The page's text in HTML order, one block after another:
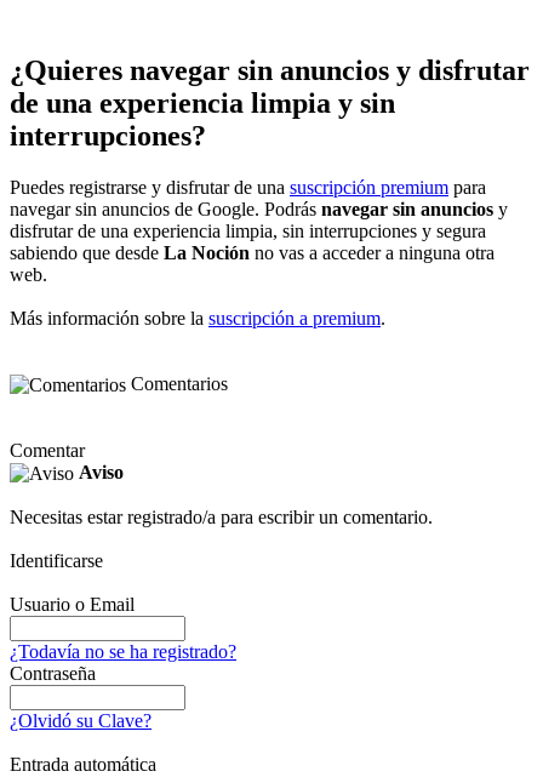
¿Quieres navegar sin anuncios y disfrutar
de una experiencia limpia y sin
interrupciones?
Puedes registrarse y disfrutar de una suscripción premium para
navegar sin anuncios de Google. Podrás navegar sin anuncios y
disfrutar de una experiencia limpia, sin interrupciones y segura
sabiendo que desde La Noción no vas a acceder a ninguna otra
web.
Más información sobre la suscripción a premium.
Comentarios
Comentar
Aviso
Necesitas estar registrado/a para escribir un comentario.
Identificarse
Usuario o Email
¿Todavía no se ha registrado?
Contraseña
¿Olvidó su Clave?
Entrada automática